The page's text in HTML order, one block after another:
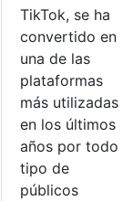
TikTok, se ha
convertido en
una de las
plataformas
más utilizadas
en los últimos
años por todo
tipo de
públicos